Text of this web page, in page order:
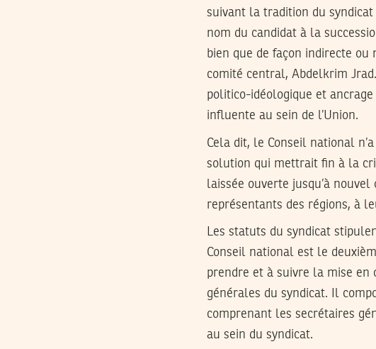
suivant la tradition du
nom du candidat à la
bien que de façon indirecte
comité central, Abdelkrim
politico-idéologique et
influente au sein de l’Union.
Cela dit, le Conseil national
solution qui mettrait fin à la
laissée ouverte jusqu’à
représentants des régions, à
Les statuts du syndicat
Conseil national est le
prendre et à suivre la mise en
générales du syndicat. Il
comprenant les secrétaires
au sein du syndicat.